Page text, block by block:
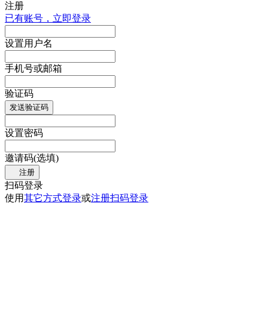
注册
已有账号，立即登录
设置用户名
手机号或邮箱
验证码
发送验证码
设置密码
邀请码(选填)
注册
扫码登录
使用其它方式登录或注册扫码登录